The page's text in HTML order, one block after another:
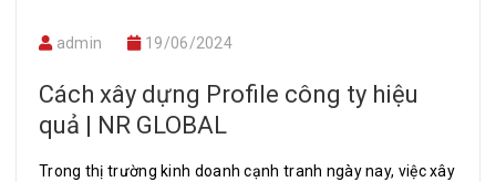
admin 19/06/2024
Cách xây dựng Profile công ty hiệu
quả | NR GLOBAL
Trong thị trường kinh doanh cạnh tranh ngày nay, việc xây